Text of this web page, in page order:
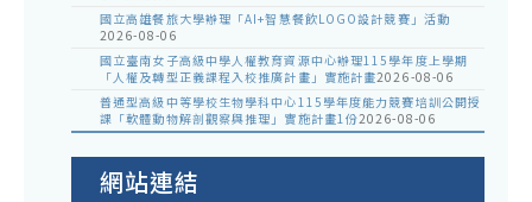
國立高雄餐旅大學辦理「AI+智慧餐飲LOGO設計競賽」活動
2026-08-06
國立臺南女子高級中學人權教育資源中心辦理115學年度上學期
「人權及轉型正義課程入校推廣計畫」實施計畫2026-08-06
普通型高級中等學校生物學科中心115學年度能力競賽培訓公開授
課「軟體動物解剖觀察與推理」實施計畫1份2026-08-06
網站連結